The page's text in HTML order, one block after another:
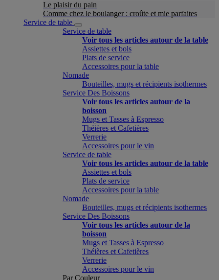
Le plaisir du pain
Comme chez le boulanger : croûte et mie parfaites
Service de table
Service de table
Voir tous les articles autour de la table
Assiettes et bols
Plats de service
Accessoires pour la table
Nomade
Bouteilles, mugs et récipients isothermes
Service Des Boissons
Voir tous les articles autour de la
boisson
Mugs et Tasses à Espresso
Théières et Cafetières
Verrerie
Accessoires pour le vin
Service de table
Voir tous les articles autour de la table
Assiettes et bols
Plats de service
Accessoires pour la table
Nomade
Bouteilles, mugs et récipients isothermes
Service Des Boissons
Voir tous les articles autour de la
boisson
Mugs et Tasses à Espresso
Théières et Cafetières
Verrerie
Accessoires pour le vin
Par Couleur